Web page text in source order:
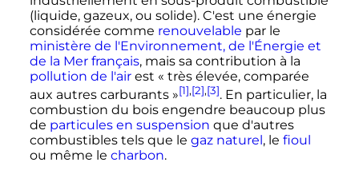
(liquide, gazeux, ou solide). C'est une énergie
considérée comme renouvelable par le
ministère de l'Environnement, de l'Énergie et
de la Mer français, mais sa contribution à la
pollution de l'airest « très élevée, comparée
aux autres carburants »[1],[2],[3]. En particulier, la
combustion du bois engendre beaucoup plus
de particules en suspension que d'autres
combustibles tels que le gaz naturel, le fioul
ou même le charbon.